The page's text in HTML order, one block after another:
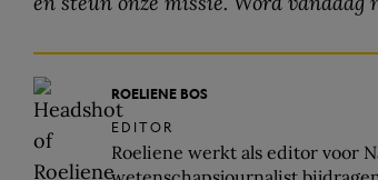
ROELIENE BOS
EDITOR
Roeliene werkt als editor voor